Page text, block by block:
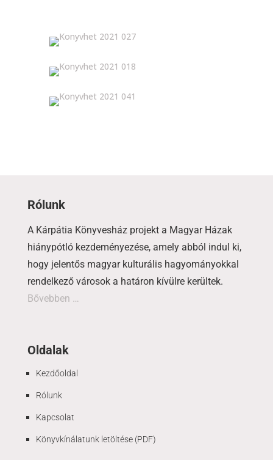
Rólunk
A Kárpátia Könyvesház projekt a Magyar Házak
hiánypótló kezdeményezése, amely abból indul ki,
hogy jelentős magyar kulturális hagyományokkal
rendelkező városok a határon kívülre kerültek.
Bővebben …
Oldalak
Kezdőoldal
Rólunk
Kapcsolat
Könyvkínálatunk letöltése (PDF)